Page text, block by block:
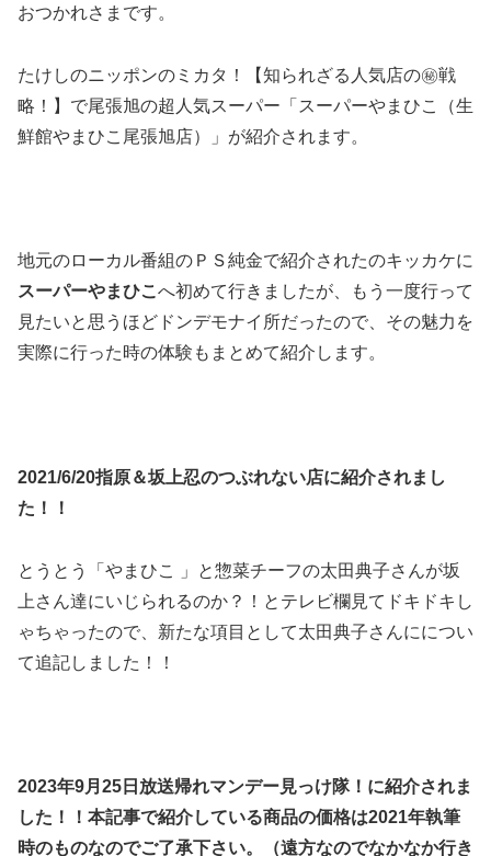
おつかれさまです。
たけしのニッポンのミカタ！【知られざる人気店の㊙戦
略！】で尾張旭の超人気スーパー「スーパーやまひこ（生
鮮館やまひこ尾張旭店）」が紹介されます。
地元のローカル番組のＰＳ純金で紹介されたのキッカケに
スーパーやまひこ へ初めて行きましたが、もう一度行って
見たいと思うほどドンデモナイ所だったので、その魅力を
実際に行った時の体験もまとめて紹介します。
2021/6/20指原＆坂上忍のつぶれない店に紹介されまし
た！！
とうとう「やまひこ 」と惣菜チーフの太田典子さんが坂
上さん達にいじられるのか？！とテレビ欄見てドキドキし
ゃちゃったので、新たな項目として太田典子さんにについ
て追記しました！！
2023年9月25日放送帰れマンデー見っけ隊！に紹介されま
した！！本記事で紹介している商品の価格は2021年執筆
時のものなのでご了承下さい。（遠方なのでなかなか行き